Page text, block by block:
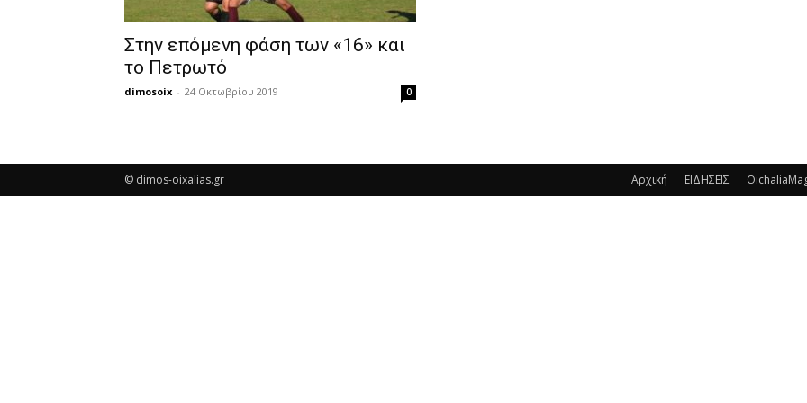
Στην επόμενη φάση των «16» και
το Πετρωτό
dimosoix - 24 Οκτωβρίου 2019 0
Αρχική ΕΙΔΗΣΕΙΣ
© dimos-oixalias.gr